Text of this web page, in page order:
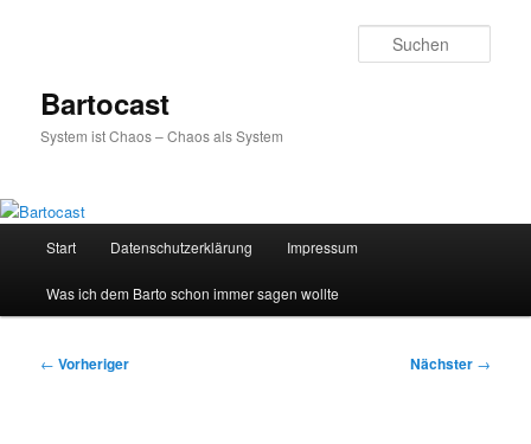
Bartocast
System ist Chaos – Chaos als System
Start Datenschutzerklärung Impressum
Was ich dem Barto schon immer sagen wollte
Beitragsnavigation
← Vorheriger Nächster →